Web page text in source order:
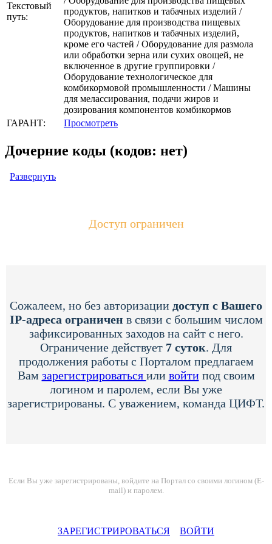
Текстовый
путь:
продуктов, напитков и табачных изделий /
Оборудование для производства пищевых
продуктов, напитков и табачных изделий,
кроме его частей / Оборудование для размола
или обработки зерна или сухих овощей, не
включенное в другие группировки /
Оборудование технологическое для
комбикормовой промышленности / Машины
для мелассирования, подачи жиров и
дозирования компонентов комбикормов
ГАРАНТ:
Просмотреть
Дочерние коды (кодов: нет)
Развернуть
Доступ ограничен
Сожалеем, но без авторизации доступ с Вашего
IP-адреса ограничен в связи с большим числом
зафиксированных заходов на сайт с него.
Ограничение действует 7 суток. Для
продолжения работы с Порталом предлагаем
Вам зарегистрироваться или войтипод своим
логином и паролем, если Вы уже
зарегистрированы. С уважением, команда ЦИФТ.
Если Вы уже зарегистрированы, войдите на Портал со своими логином (E-
mail) и паролем.
ЗАРЕГИСТРИРОВАТЬСЯ ВОЙТИ